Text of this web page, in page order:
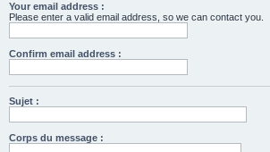
Your email address :
Please enter a valid email address, so we can contact you.
Confirm email address :
Sujet :
Corps du message :